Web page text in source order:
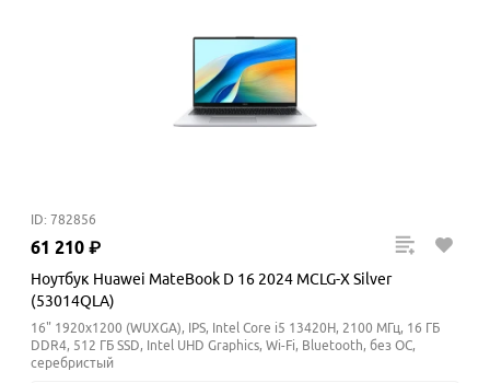
ID: 782856
61 210 ₽
Ноутбук Huawei MateBook D 16 2024 MCLG-X Silver
(53014QLA)
16" 1920x1200 (WUXGA), IPS, Intel Core i5 13420H, 2100 МГц, 16 ГБ
DDR4, 512 ГБ SSD, Intel UHD Graphics, Wi-Fi, Bluetooth, без ОС,
серебристый